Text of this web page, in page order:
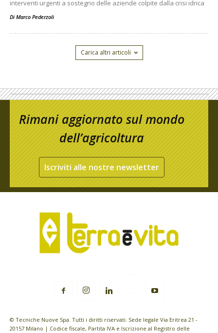
interventi urgenti a sostegno delle aziende colpite dalla crisi idrica
Di Marco Pederzoli
Carica altri articoli
Rimani aggiornato sul mondo
dell’agricoltura
Iscriviti alle nostre newsletter
© Tecniche Nuove Spa. Tutti i diritti riservati. Sede legale Via Eritrea 21 -
20157 Milano | Codice fiscale, Partita IVA e Iscrizione al Registro delle